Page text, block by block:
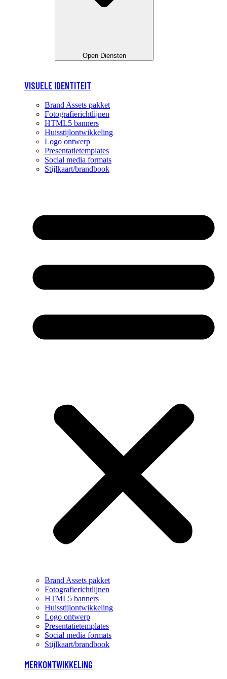
Open Diensten
VISUELE IDENTITEIT
Brand Assets pakket
Fotografierichtlijnen
HTML5 banners
Huisstijlontwikkeling
Logo ontwerp
Presentatietemplates
Social media formats
Stijlkaart/brandbook
Brand Assets pakket
Fotografierichtlijnen
HTML5 banners
Huisstijlontwikkeling
Logo ontwerp
Presentatietemplates
Social media formats
Stijlkaart/brandbook
MERKONTWIKKELING